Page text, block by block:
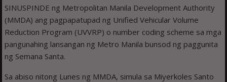
SINUSPINDE ng Metropolitan Manila Development Authority
(MMDA) ang pagpapatupad ng Unified Vehicular Volume
Reduction Program (UVVRP) o number coding scheme sa mga
pangunahing lansangan ng Metro Manila bunsod ng paggunita
ng Semana Santa.
Sa abiso nitong Lunes ng MMDA, simula sa Miyerkoles Santo